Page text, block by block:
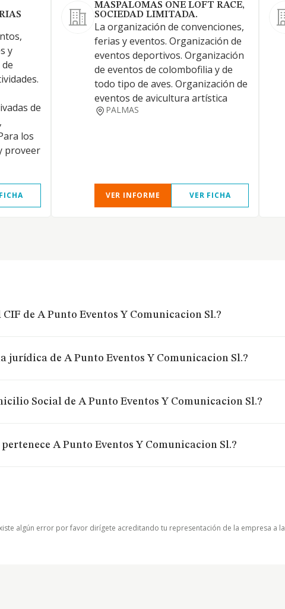
y
de
los
proveer
MASPALOMAS ONE LOFT RACE,
SOCIEDAD LIMITADA.
La organización de convenciones,
ferias y eventos. Organización de
eventos deportivos. Organización
de eventos de colombofilia y de
todo tipo de aves. Organización de
eventos de avicultura artística
PALMAS
VER INFORME VER FICHA
CIF de A Punto Eventos Y Comunicacion Sl.?
jurídica de A Punto Eventos Y Comunicacion Sl.?
Social de A Punto Eventos Y Comunicacion Sl.?
A Punto Eventos Y Comunicacion Sl.?
algún error por favor dirígete acreditando tu representación de la empresa a la